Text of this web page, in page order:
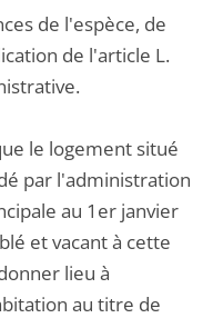
de l'espèce, de
de l'article L.
le logement situé
par l'administration
au 1er janvier
et vacant à cette
lieu à
au titre de